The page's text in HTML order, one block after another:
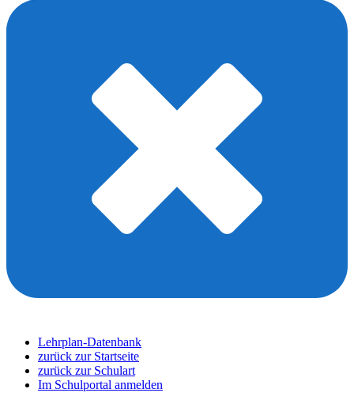
Lehrplan-Datenbank
zurück zur Startseite
zurück zur Schulart
Im Schulportal anmelden